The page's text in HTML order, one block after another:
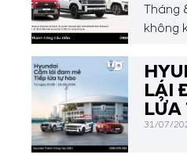
Tháng
không
Diễn
trình
cho
LÁI
LỬA
31/07/